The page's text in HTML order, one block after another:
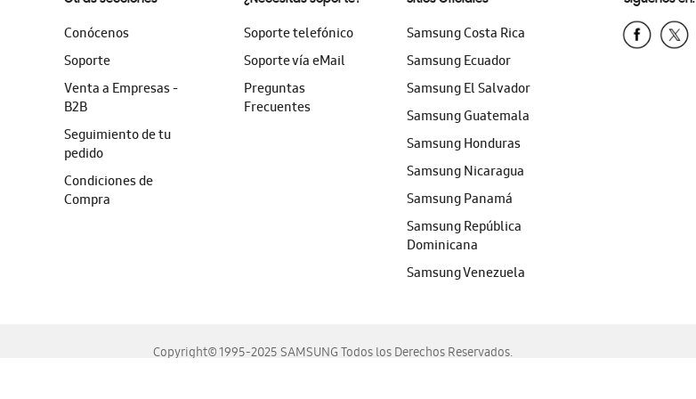
Conócenos
Soporte
Venta a Empresas -
B2B
Seguimiento de tu
pedido
Condiciones de
Compra
Soporte telefónico
Soporte vía eMail
Preguntas
Frecuentes
Samsung Costa Rica
Samsung Ecuador
Samsung El Salvador
Samsung Guatemala
Samsung Honduras
Samsung Nicaragua
Samsung Panamá
Samsung República
Dominicana
Samsung Venezuela
Copyright© 1995-2025 SAMSUNG Todos los Derechos Reservados.